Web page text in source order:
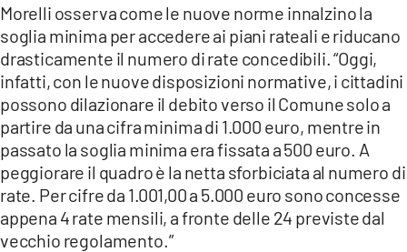
Morelli osserva come le nuove norme innalzino la
soglia minima per accedere ai piani rateali e riducano
drasticamente il numero di rate concedibili. “Oggi,
infatti, con le nuove disposizioni normative, i cittadini
possono dilazionare il debito verso il Comune solo a
partire da una cifra minima di 1.000 euro, mentre in
passato la soglia minima era fissata a 500 euro. A
peggiorare il quadro è la netta sforbiciata al numero di
rate. Per cifre da 1.001,00 a 5.000 euro sono concesse
appena 4 rate mensili, a fronte delle 24 previste dal
vecchio regolamento.”